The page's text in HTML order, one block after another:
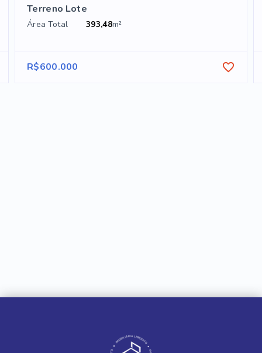
Terreno Lote
Área Total 393,48m²
R$600.000